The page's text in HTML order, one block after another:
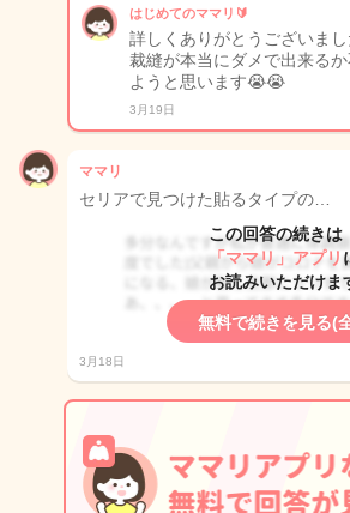
はじめてのママリ🔰
詳しくありがとうございまし
裁縫が本当にダメで出来る
ようと思います😭😭
3月19日
ママリ
セリアで見つけた貼るタイプの…
この回答の続きは
「ママリ」アプリ
お読みいただけま
無料で続きを見る(
3月18日